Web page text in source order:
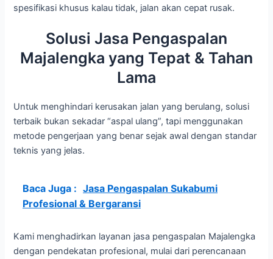
spesifikasi khusus kalau tidak, jalan akan cepat rusak.
Solusi Jasa Pengaspalan
Majalengka yang Tepat & Tahan
Lama
Untuk menghindari kerusakan jalan yang berulang, solusi
terbaik bukan sekadar “aspal ulang”, tapi menggunakan
metode pengerjaan yang benar sejak awal dengan standar
teknis yang jelas.
Baca Juga : Jasa Pengaspalan Sukabumi
Profesional & Bergaransi
Kami menghadirkan layanan jasa pengaspalan Majalengka
dengan pendekatan profesional, mulai dari perencanaan